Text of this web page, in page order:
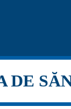
DE